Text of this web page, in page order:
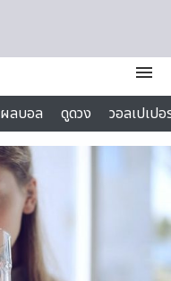
menu
ผลบอล ดูดวง
วอลเปเป